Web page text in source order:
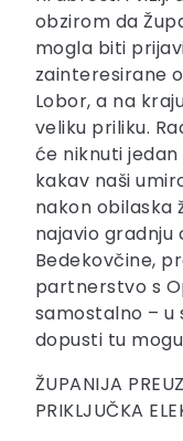
obzirom da
mogla biti
zainteresirane
Lobor, a na
veliku priliku.
će niknuti
kakav naši
nakon obilaska
najavio
Bedekovčine,
partnerstvo s
samostalno – u
dopusti tu
ŽUPANIJA
PRIKLJUČKA